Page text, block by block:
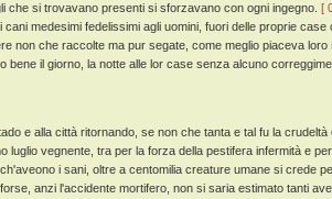
che si trovavano presenti si sforzavano con ogni ingegno. [
medesimi fedelissimi agli uomini, fuori delle proprie
non che raccolte ma pur segate, come meglio piaceva loro
bene il giorno, la notte alle lor case senza alcuno
e alla città ritornando, se non che tanta e tal fu la
luglio vegnente, tra per la forza della pestifera infermità e
i sani, oltre a centomilia creature umane si crede
anzi l'accidente mortifero, non si saria estimato tanti